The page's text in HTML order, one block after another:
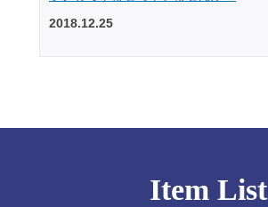
2018.12.25
Item List